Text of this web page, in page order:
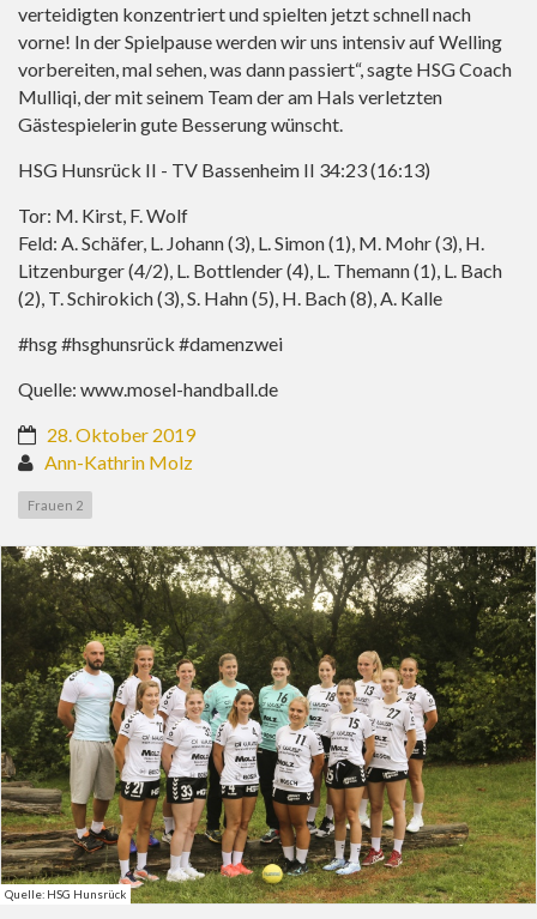
verteidigten konzentriert und spielten jetzt schnell nach
vorne! In der Spielpause werden wir uns intensiv auf Welling
vorbereiten, mal sehen, was dann passiert“, sagte HSG Coach
Mulliqi, der mit seinem Team der am Hals verletzten
Gästespielerin gute Besserung wünscht.
HSG Hunsrück II - TV Bassenheim II 34:23 (16:13)
Tor: M. Kirst, F. Wolf
Feld: A. Schäfer, L. Johann (3), L. Simon (1), M. Mohr (3), H.
Litzenburger (4/2), L. Bottlender (4), L. Themann (1), L. Bach
(2), T. Schirokich (3), S. Hahn (5), H. Bach (8), A. Kalle
#hsg #hsghunsrück #damenzwei
Quelle: www.mosel-handball.de
28. Oktober 2019
Ann-Kathrin Molz
Frauen 2
Quelle: HSG Hunsrück